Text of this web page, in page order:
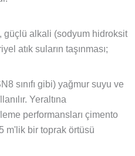
güçlü alkali (sodyum hidroksit
atık suların taşınması;
sınıfı gibi) yağmur suyu ve
Yeraltına
performansları çimento
m'lik bir toprak örtüsü